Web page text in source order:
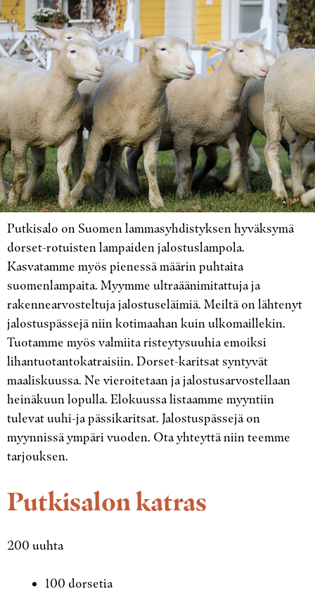
Putkisalo on Suomen lammasyhdistyksen hyväksymä
dorset-rotuisten lampaiden jalostuslampola.
Kasvatamme myös pienessä määrin puhtaita
suomenlampaita. Myymme ultraäänimitattuja ja
rakennearvosteltuja jalostuseläimiä. Meiltä on lähtenyt
jalostuspässejä niin kotimaahan kuin ulkomaillekin.
Tuotamme myös valmiita risteytysuuhia emoiksi
lihantuotantokatraisiin. Dorset-karitsat syntyvät
maaliskuussa. Ne vieroitetaan ja jalostusarvostellaan
heinäkuun lopulla. Elokuussa listaamme myyntiin
tulevat uuhi-ja pässikaritsat. Jalostuspässejä on
myynnissä ympäri vuoden. Ota yhteyttä niin teemme
tarjouksen.
Putkisalon katras
200 uuhta
100 dorsetia